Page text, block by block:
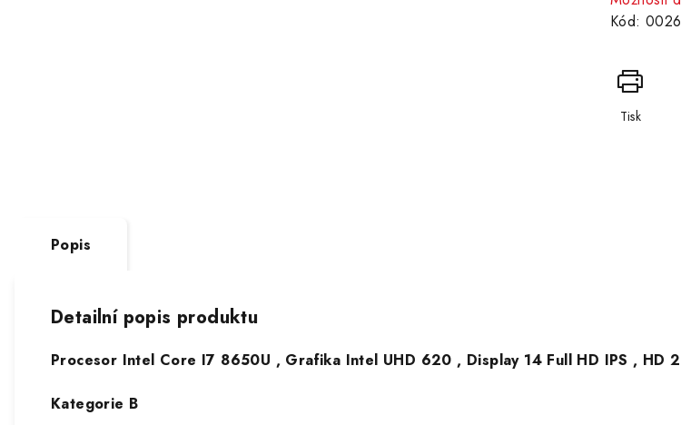
Kód:
Tisk
Popis
Detailní popis produktu
Procesor Intel Core I7 8650U , Grafika Intel UHD 620 , Display 14 Full HD IPS , HD
Kategorie B